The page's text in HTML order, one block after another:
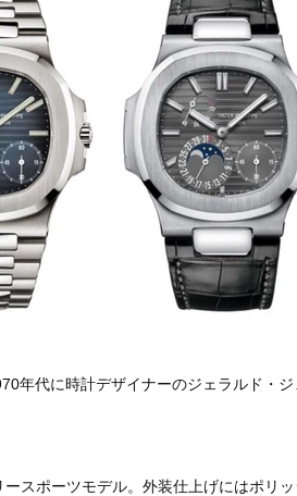
年代に時計デザイナーのジェラルド・
スポーツモデル。外装仕上げにはポリ